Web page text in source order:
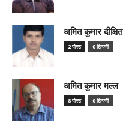
अमित कुमार दीक्षित
2 पोस्ट 0 टिप्पणी
अमित कुमार मल्ल
8 पोस्ट 0 टिप्पणी